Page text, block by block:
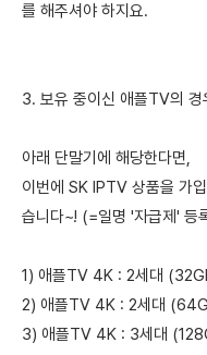
를 해주셔야 하지요.
3. 보유 중이신 애플TV의 경
아래 단말기에 해당한다면,
이번에 SK IPTV 상품을 가
습니다~! (=일명 '자급제' 등
1) 애플TV 4K : 2세대
2) 애플TV 4K : 2세대
3) 애플TV 4K : 3세대